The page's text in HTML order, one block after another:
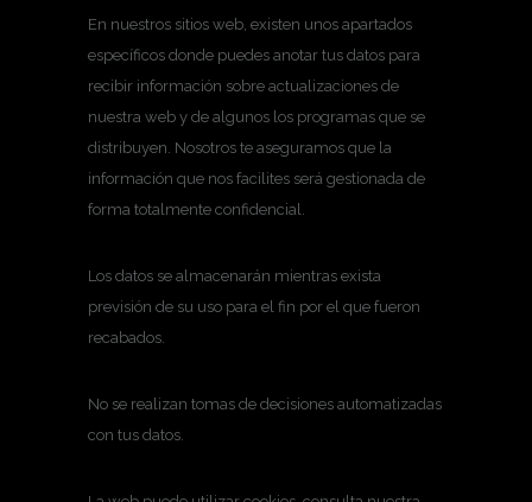
En nuestros sitios web, existen unos apartados
específicos donde puedes anotar tus datos para
recibir información sobre actualizaciones de
nuestra web y de algunos los programas que se
distribuyen. Nosotros te aseguramos que la
información que nos facilites será gestionada de
forma totalmente confidencial.
Los datos se almacenarán mientras exista
previsión de su uso para el fin por el que fueron
recabados.
No se realizan tomas de decisiones automatizadas
con tus datos.